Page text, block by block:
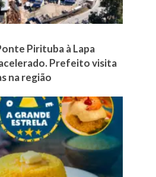
Pirituba à Lapa
Prefeito visita
na região